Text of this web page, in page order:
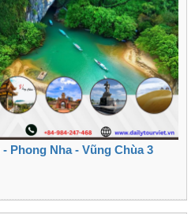
Phong Nha - Vũng Chùa 3